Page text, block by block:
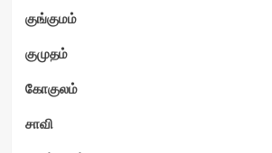
குங்குமம்
குமுதம்
கோகுலம்
சாவி